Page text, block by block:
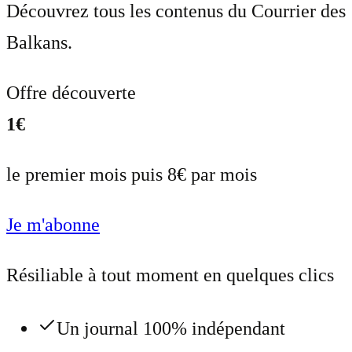
Découvrez tous les contenus du Courrier des
Balkans.
Offre découverte
1€
le premier mois puis 8€ par mois
Je m'abonne
Résiliable à tout moment en quelques clics
Un journal 100% indépendant